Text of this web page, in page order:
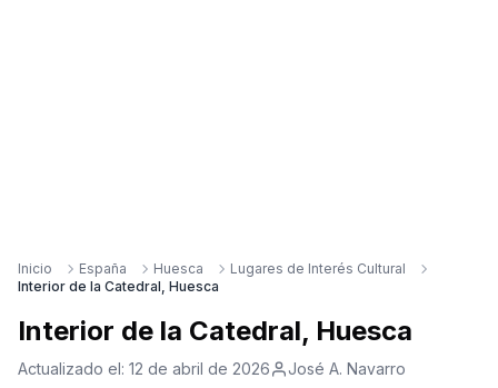
Inicio España Huesca
Lugares de Interés Cultural
Interior de la Catedral, Huesca
Interior de la Catedral, Huesca
Actualizado el: 12 de abril de 2026 José A. Navarro